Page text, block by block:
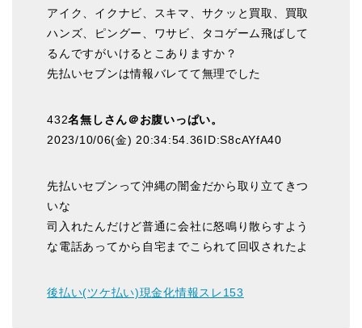
アイク、イクナビ、スキマ、サクッと買取、買取
ハンズ、ピングー、ワサビ、タコゲーム飛ばして
るんですがいけるとこありますか？
先払いセブンは情報バレてて無理でした
432名無しさん＠お腹いっぱい。
2023/10/06(金) 20:34:54.36ID:S8cAYfA40
先払いセブンって沖縄の闇金だから取り立てきつ
いな
司入れたんだけど普通に会社に怒鳴り散らすよう
な電話あってから自宅までこられて回収されたよ
後払い(ツケ払い)現金化情報スレ153